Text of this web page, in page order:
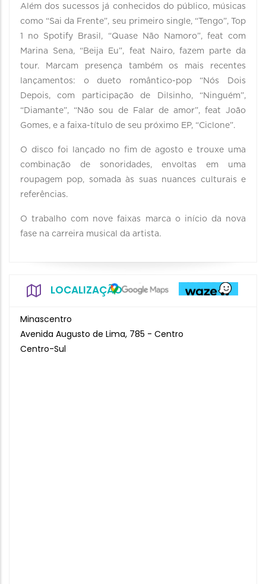
Além dos sucessos já conhecidos do público, músicas
como “Sai da Frente”, seu primeiro single, “Tengo”, Top
1 no Spotify Brasil, “Quase Não Namoro”, feat com
Marina Sena, “Beija Eu”, feat Nairo, fazem parte da
tour. Marcam presença também os mais recentes
lançamentos: o dueto romântico-pop “Nós Dois
Depois, com participação de Dilsinho, “Ninguém”,
“Diamante”, “Não sou de Falar de amor”, feat João
Gomes, e a faixa-título de seu próximo EP, “Ciclone”.
O disco foi lançado no fim de agosto e trouxe uma
combinação de sonoridades, envoltas em uma
roupagem pop, somada às suas nuances culturais e
referências.
O trabalho com nove faixas marca o início da nova
fase na carreira musical da artista.
LOCALIZAÇÃO
Minascentro
Avenida Augusto de Lima, 785 - Centro
Centro-Sul